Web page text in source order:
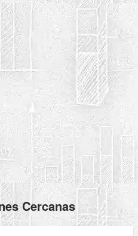
Cercanas